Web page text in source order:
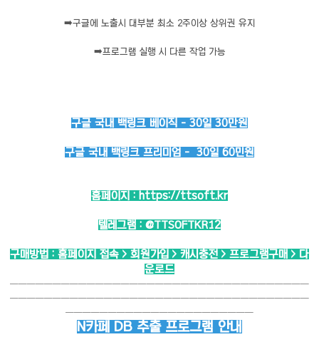
➡️구글에 노출시 대부분 최소 2주이상 상위권 유지
➡️프로그램 실행 시 다른 작업 가능
구글 국내 백링크 베이직 - 30일 30만원
구글 국내 백링크 프리미엄 - 30일 60민원
홈페이지 : https://ttsoft.kr
텔레그램 : @TTSOFTKR12
구매방법 : 홈페이지 접속 > 회원가입 > 캐시충전 > 프로그램구매 > 다
운로드
───────────────────────────────────
───────────────────────────────────
──────────────────────
N카페 DB 추출 프로그램 안내